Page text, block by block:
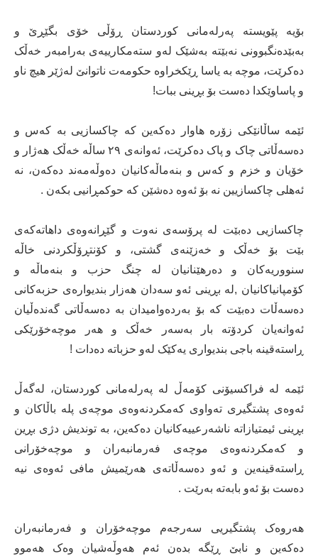
بۆیە پێویستە پەرلەمانی کوردستان ڕۆڵی خۆی بگێڕێ و
بەبێدەنگبوونی نەبێتە بەشێک لەو ستەمکارییەی بەرامبەر خەڵک
دەکرێت، موچە بە یاسا ڕێکخراوە حکومەت ناتوانێ لەژێر هیچ ناو
و پاساوێکدا دەست بۆ بڕینی ببات!
ئێمە ساڵانێکی زۆرە هاوار دەکەین کە چاکسازیی بە کەس و
دەسەڵاتی چاک و پاک دەکرێت، ئەوانەی ٢٩ ساڵە خەڵک هەژار و
خۆیان و خزم و کەس و بنەماڵەکانیان دەوڵەمەند دەکەن، نە
ئەهلی چاکسازیین نە بۆ ئەوە دەشێن کە حوکمڕانیی بکەن .
چاکسازیی دەبێت لە پرۆسەی نەوت و گێڕانەوەی داهاتەکەی
بێت بۆ خەڵک و خەزێنەی گشتی، و كۆنتڕۆڵكردنی خاڵه‌
سنووریه‌كان و ده‌رهێنانیان له‌ چنگ حزب و بنه‌ماڵه‌ و
كۆمپانیاكانیان ,لە بڕینی ئەو سەدان هەزار بندیوارەی حزبەکانی
دەسەڵات دەبێت کە بۆ بەردەوامیدان بە دەسەڵاتی گەندەڵیان
ئەوانەیان کردۆتە بار بەسەر خەڵک و هەر موچەخۆرێکی
ڕاستەقینە باجی بندیواری یەکێک لەو حزباتە دەدات !
ئێمە لە فراکسیۆنی کۆمەڵ لە پەرلەمانی کوردستان، لەگەڵ
ئەوەی پشتگیری تەواوی کەمکردنەوەی موچەی پلە باڵاکان و
بڕینی ئیمتیازاتە ناشەرعییەکانیان دەکەین، بە توندیش دژی بڕین
و کەمکردنەوەی موچەی فەرمانبەران و موچەخۆرانی
ڕاستەقینەین و ئەو دەسەڵاتەی هەرێمیش مافی ئەوەی نیە
دەست بۆ ئەو بابەتە بەرێت .
هەروەک پشتگیریی سەرجەم موچەخۆران و فەرمانبەران
دەکەین و نابێ ڕێگە بدەن ئەم هەوڵەشیان وەک هەموو